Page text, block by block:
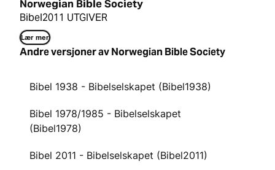
Norwegian Bible Society
Bibel2011 UTGIVER
Lær mer
Andre versjoner av Norwegian Bible Society
Bibel 1938 - Bibelselskapet (Bibel1938)
Bibel 1978/1985 - Bibelselskapet
(Bibel1978)
Bibel 2011 - Bibelselskapet (Bibel2011)